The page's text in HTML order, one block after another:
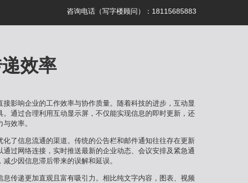
咨询电话（写字楼顾问）：18115685883
效率
影响企业的工作效率与协作质量。随着科技的进步，互动显
通过合理利用互动显示屏，不仅能实现信息的即时更新，还
效率。
了信息流通的渠道。传统的公告栏和邮件通知往往存在更新
过网络连接，实时推送最新的企业动态、会议安排及紧急通
少因信息滞后带来的误解和延误。
传递更加直观且富有吸引力。相比纯文字内容，图表、视频